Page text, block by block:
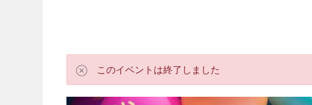
このイベントは終了しました